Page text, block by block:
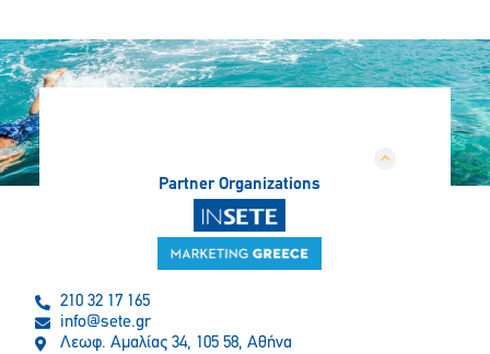
Partner Organizations
210 32 17 165
info@sete.gr
Λεωφ. Αμαλίας 34, 105 58, Αθήνα